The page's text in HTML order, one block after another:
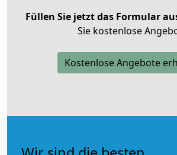
Füllen Sie jetzt das Formular
Sie kostenlose
Kostenlose Angebote